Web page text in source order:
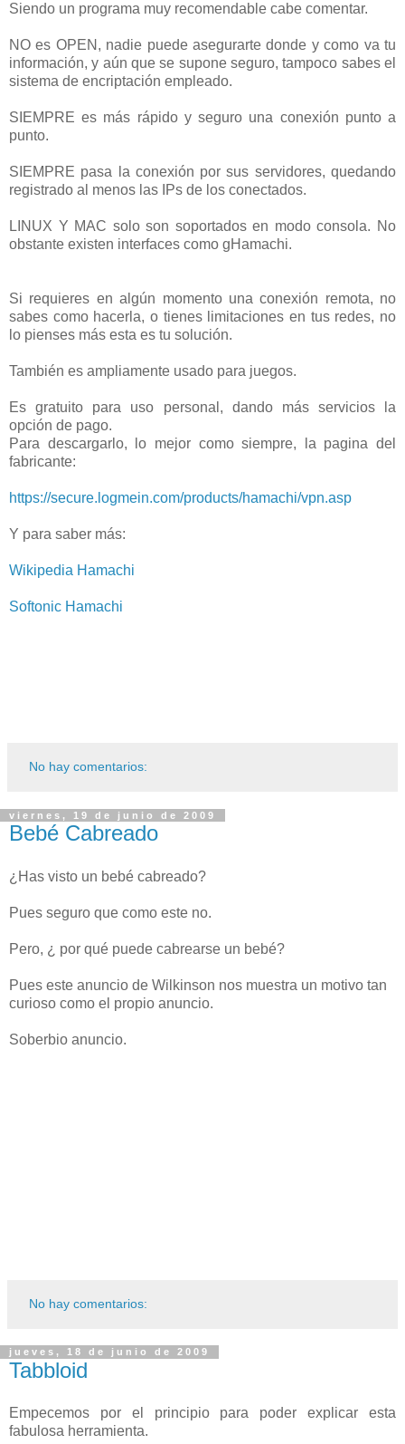
Siendo un programa muy recomendable cabe comentar.
NO es OPEN, nadie puede asegurarte donde y como va tu
información, y aún que se supone seguro, tampoco sabes el
sistema de encriptación empleado.
SIEMPRE es más rápido y seguro una conexión punto a
punto.
SIEMPRE pasa la conexión por sus servidores, quedando
registrado al menos las IPs de los conectados.
LINUX Y MAC solo son soportados en modo consola. No
obstante existen interfaces como gHamachi.
Si requieres en algún momento una conexión remota, no
sabes como hacerla, o tienes limitaciones en tus redes, no
lo pienses más esta es tu solución.
También es ampliamente usado para juegos.
Es gratuito para uso personal, dando más servicios la
opción de pago.
Para descargarlo, lo mejor como siempre, la pagina del
fabricante:
https://secure.logmein.com/products/hamachi/vpn.asp
Y para saber más:
Wikipedia Hamachi
Softonic Hamachi
No hay comentarios:
viernes, 19 de junio de 2009
Bebé Cabreado
¿Has visto un bebé cabreado?
Pues seguro que como este no.
Pero, ¿ por qué puede cabrearse un bebé?
Pues este anuncio de Wilkinson nos muestra un motivo tan
curioso como el propio anuncio.
Soberbio anuncio.
No hay comentarios:
jueves, 18 de junio de 2009
Tabbloid
Empecemos por el principio para poder explicar esta
fabulosa herramienta.